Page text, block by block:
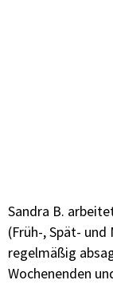
Sandra B.
(Früh-, Spät-
regelmäßig
Wochenenden